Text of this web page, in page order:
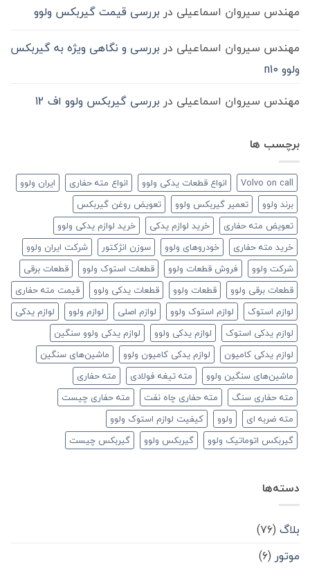
مهندس سیروان اسماعیلی در بررسی قیمت گیربکس ولوو
مهندس سیروان اسماعیلی در بررسی و نگاهی ویژه به گیربکس
ولوو n10
مهندس سیروان اسماعیلی در بررسی گیربکس ولوو اف 12
برچسب ها
Volvo on call انواع قطعات یدکی ولوو انواع مته حفاری
ایران ولوو
برند ولوو
تعمیر گیربکس ولوو
تعویض روغن گیربکس
تعویض مته حفاری
خرید لوازم یدکی
خرید لوازم یدکی ولوو
خرید مته حفاری
خودروهای ولوو سوزن انژکتور
شرکت ایران ولوو
شرکت ولوو
فروش قطعات ولوو قطعات استوک ولوو
قطعات برقی
قطعات برقی ولوو
قطعات ولوو قطعات یدکی ولوو
قیمت مته حفاری
لوازم استوک
لوازم استوک ولوو لوازم اصلی لوازم ولوو
لوازم یدکی
لوازم یدکی استوک
لوازم یدکی ولوو
لوازم یدکی ولوو سنگین
لوازم یدکی کامیون
لوازم یدکی کامیون ولوو
ماشین‌های سنگین
ماشین‌های سنگین ولوو
مته تیغه فولادی
مته حفاری
مته حفاری سنگ
مته حفاری چاه نفت
مته حفاری چیست
مته ضربه ای
ولوو
کیفیت لوازم استوک ولوو
گیربکس اتوماتیک ولوو
گیربکس ولوو گیربکس چیست
دسته‌ها
بلاگ (۷۶)
موتور (۶)